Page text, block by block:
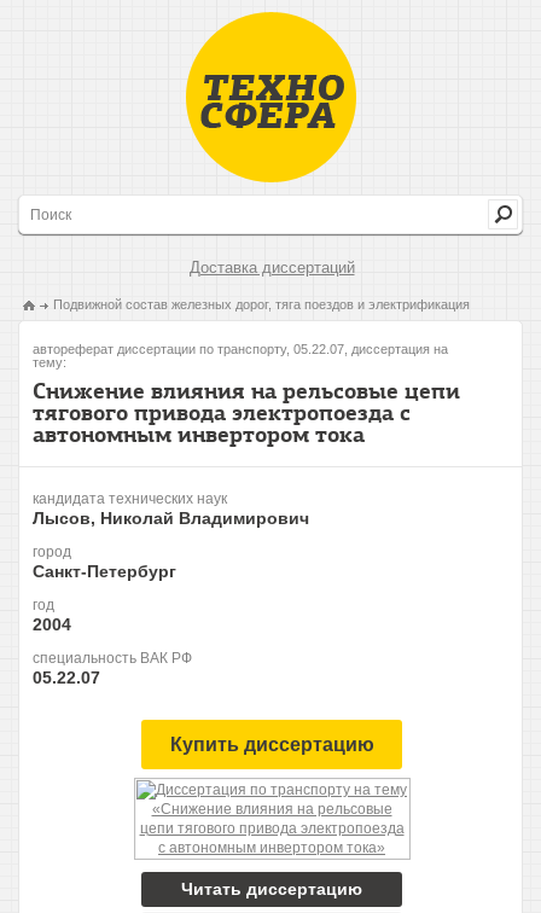
Доставка диссертаций
Подвижной состав железных дорог, тяга поездов и электрификация
автореферат диссертации по транспорту, 05.22.07, диссертация на
тему:
Снижение влияния на рельсовые цепи
тягового привода электропоезда с
автономным инвертором тока
кандидата технических наук
Лысов, Николай Владимирович
город
Санкт-Петербург
год
2004
специальность ВАК РФ
05.22.07
Купить диссертацию
Читать диссертацию